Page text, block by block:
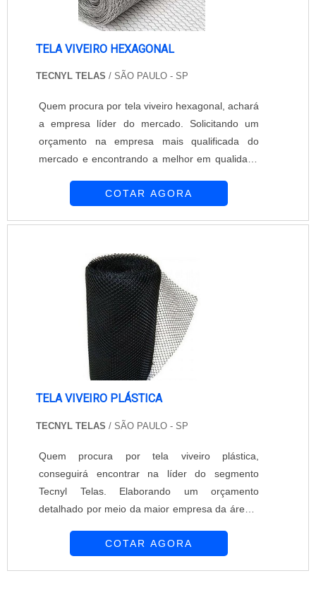
TELA VIVEIRO HEXAGONAL
TECNYL TELAS / SÃO PAULO - SP
Quem procura por tela viveiro hexagonal, achará
a empresa líder do mercado. Solicitando um
orçamento na empresa mais qualificada do
mercado e encontrando a melhor em qualidade
hexagonal, com a Tecnyl Telas encontrará
eficientes de demonstrar competência e
excelência em sua área de at...
COTAR AGORA
TELA VIVEIRO PLÁSTICA
TECNYL TELAS / SÃO PAULO - SP
Quem procura por tela viveiro plástica,
conseguirá encontrar na líder do segmento
Tecnyl Telas. Elaborando um orçamento
detalhado por meio da maior empresa da área e
desejo é por tela viveiro plástica, na Tecnyl Telas
COTAR AGORA